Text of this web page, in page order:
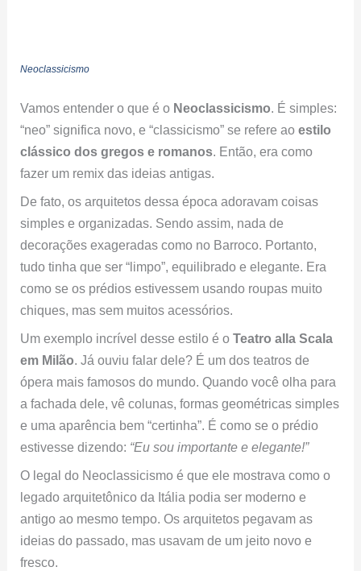
Neoclassicismo
Vamos entender o que é o Neoclassicismo . É simples:
“neo” significa novo, e “classicismo” se refere aoestilo
clássico dos gregos e romanos . Então, era como
fazer um remix das ideias antigas.
De fato, os arquitetos dessa época adoravam coisas
simples e organizadas. Sendo assim, nada de
decorações exageradas como no Barroco. Portanto,
tudo tinha que ser “limpo”, equilibrado e elegante. Era
como se os prédios estivessem usando roupas muito
chiques, mas sem muitos acessórios.
Um exemplo incrível desse estilo é oTeatro alla Scala
em Milão. Já ouviu falar dele? É um dos teatros de
ópera mais famosos do mundo. Quando você olha para
a fachada dele, vê colunas, formas geométricas simples
e uma aparência bem “certinha”. É como se o prédio
estivesse dizendo: “Eu sou importante e elegante!”
O legal do Neoclassicismo é que ele mostrava como o
legado arquitetônico da Itália podia ser moderno e
antigo ao mesmo tempo. Os arquitetos pegavam as
ideias do passado, mas usavam de um jeito novo e
fresco.